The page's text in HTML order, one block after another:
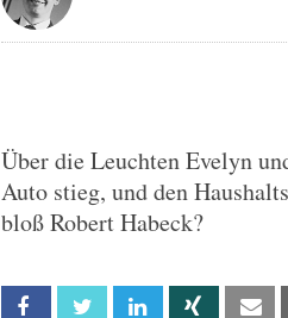
Über die Leuchten Evelyn
Auto stieg, und den
bloß Robert Habeck?
Facebook Twitter Linkedin Xing